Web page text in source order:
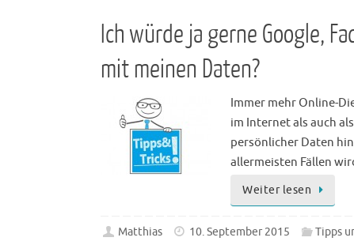
Ich würde ja gerne Google,
mit meinen Daten?
Immer mehr Online-
im Internet als auch
persönlicher Daten
allermeisten Fällen
Weiter lesen
Matthias 10. September 2015
Tipps